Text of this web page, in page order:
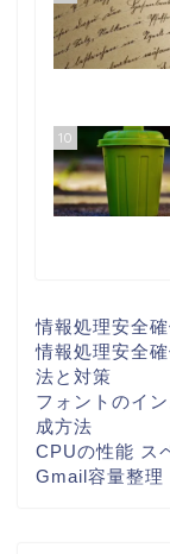
10
情報処理安全
情報処理安全
法と対策
フォントのイ
成方法
CPUの性能 ス
Gmail容量整